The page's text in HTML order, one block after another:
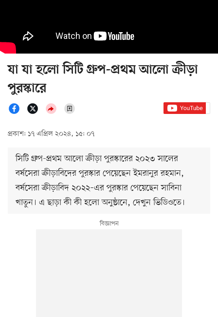
যা যা হলো সিটি গ্রুপ-প্রথম আলো ক্রীড়া
পুরস্কারে
প্রকাশ: ১৭ এপ্রিল ২০২৪, ১৫: ০৭
সিটি গ্রুপ-প্রথম আলো ক্রীড়া পুরস্কারের ২০২৩ সালের
বর্ষসেরা ক্রীড়াবিদের পুরস্কার পেয়েছেন ইমরানুর রহমান,
বর্ষসেরা ক্রীড়াবিদ ২০২২–এর পুরস্কার পেয়েছেন সাবিনা
খাতুন। এ ছাড়া কী কী হলো অনুষ্ঠানে, দেখুন ভিডিওতে।